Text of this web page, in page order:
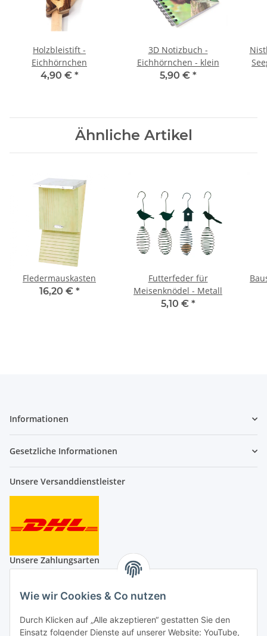
Wie wir Cookies & Co nutzen
Durch Klicken auf „Alle akzeptieren“ gestatten Sie den
Einsatz folgender Dienste auf unserer Website: YouTube,
Holzbleistift -
Eichhörnchen
4,90 € *
3D Notizbuch -
Eichhörnchen - klein
5,90 € *
Ähnliche Artikel
Fledermauskasten
16,20 € *
Futterfeder für
Meisenknödel - Metall
5,10 € *
Informationen
Gesetzliche Informationen
Unsere Versanddienstleister
Unsere Zahlungsarten
Auf Nummer sicher